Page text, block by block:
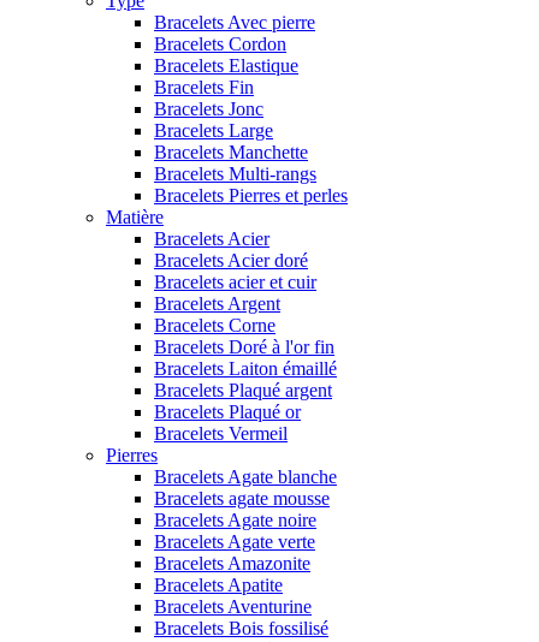
Bracelets Avec pierre
Bracelets Cordon
Bracelets Elastique
Bracelets Fin
Bracelets Jonc
Bracelets Large
Bracelets Manchette
Bracelets Multi-rangs
Bracelets Pierres et perles
Matière
Bracelets Acier
Bracelets Acier doré
Bracelets acier et cuir
Bracelets Argent
Bracelets Corne
Bracelets Doré à l'or fin
Bracelets Laiton émaillé
Bracelets Plaqué argent
Bracelets Plaqué or
Bracelets Vermeil
Pierres
Bracelets Agate blanche
Bracelets agate mousse
Bracelets Agate noire
Bracelets Agate verte
Bracelets Amazonite
Bracelets Apatite
Bracelets Aventurine
Bracelets Bois fossilisé